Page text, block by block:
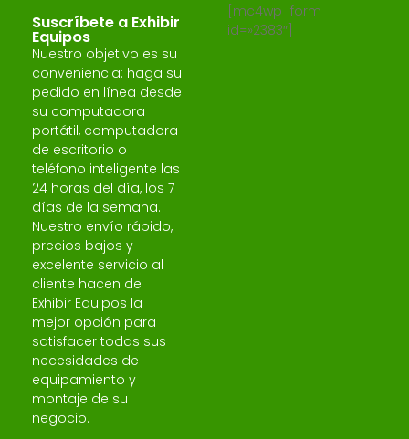
Suscríbete a Exhibir
Equipos
Nuestro objetivo es su
conveniencia: haga su
pedido en línea desde
su computadora
portátil, computadora
de escritorio o
teléfono inteligente las
24 horas del día, los 7
días de la semana.
Nuestro envío rápido,
precios bajos y
excelente servicio al
cliente hacen de
Exhibir Equipos la
mejor opción para
satisfacer todas sus
necesidades de
equipamiento y
montaje de su
negocio.
[mc4wp_form
id=»2383″]